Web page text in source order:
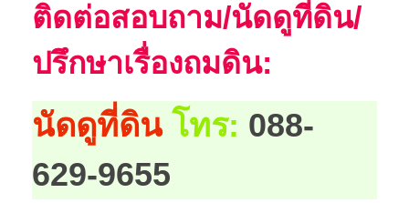
ติดต่อสอบถาม/นัดดูที่ดิน/
ปรึกษาเรื่องถมดิน:
นัดดูที่ดิน โทร: 088-
629-9655